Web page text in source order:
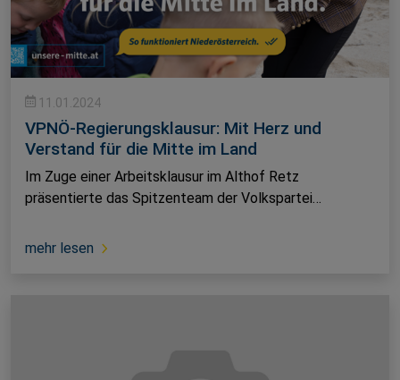
11.01.2024
VPNÖ-Regierungsklausur: Mit Herz und
Verstand für die Mitte im Land
Im Zuge einer Arbeitsklausur im Althof Retz
präsentierte das Spitzenteam der Volkspartei…
mehr lesen